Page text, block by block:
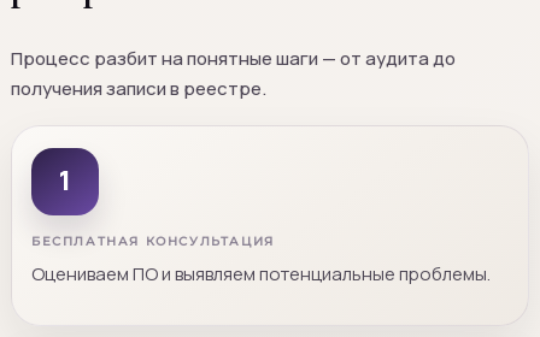
Процесс разбит на понятные шаги — от аудита до
получения записи в реестре.
1
БЕСПЛАТНАЯ КОНСУЛЬТАЦИЯ
Оцениваем ПО и выявляем потенциальные проблемы.